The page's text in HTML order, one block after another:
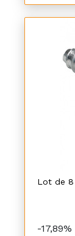
Lot de 8
-17,89%